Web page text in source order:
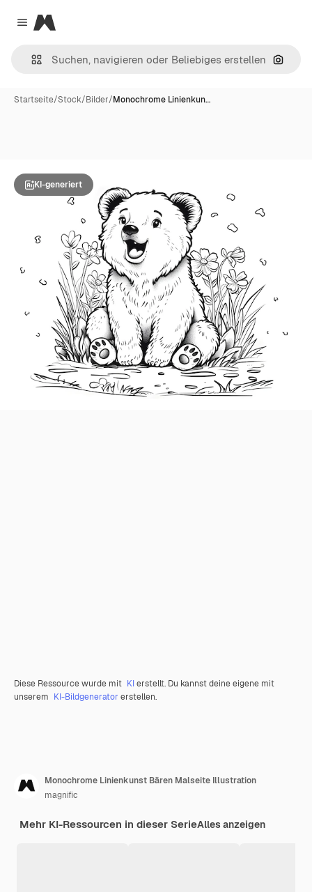
Close menu
Magnific
Nach
Startseite/Stock/Bilder/Monochrome Linienkun…
KI-generiert
Diese Ressource wurde mit KIerstellt. Du kannst deine eigene mit
unserem KI-Bildgenerator erstellen.
Monochrome Linienkunst Bären Malseite Illustration
magnific
Mehr KI-Ressourcen in dieser SerieAlles anzeigen